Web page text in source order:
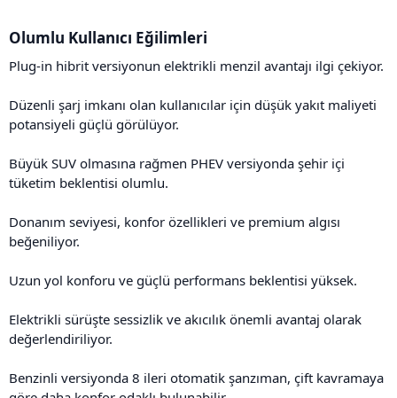
Olumlu Kullanıcı Eğilimleri​
Plug-in hibrit versiyonun elektrikli menzil avantajı ilgi çekiyor.
Düzenli şarj imkanı olan kullanıcılar için düşük yakıt maliyeti
potansiyeli güçlü görülüyor.
Büyük SUV olmasına rağmen PHEV versiyonda şehir içi
tüketim beklentisi olumlu.
Donanım seviyesi, konfor özellikleri ve premium algısı
beğeniliyor.
Uzun yol konforu ve güçlü performans beklentisi yüksek.
Elektrikli sürüşte sessizlik ve akıcılık önemli avantaj olarak
değerlendiriliyor.
Benzinli versiyonda 8 ileri otomatik şanzıman, çift kavramaya